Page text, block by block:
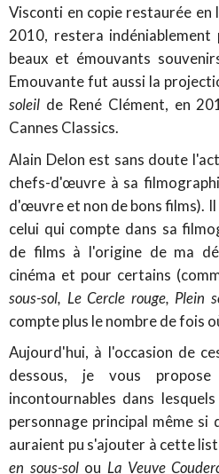
Visconti en copie restaurée en
2010, restera indéniablement
beaux et émouvants
Emouvante fut aussi la
soleil de René Clément, en
Cannes Classics.
Alain Delon est sans doute
chefs-d'œuvre à sa
d'œuvre et non de bons films).
celui qui compte dans sa
de films à l'origine de ma
cinéma et pour certains
sous-sol, Le Cercle rouge, Plein
compte plus le nombre de fois
Aujourd'hui, à l'occasion de
dessous, je vous
incontournables dans
personnage principal même
auraient pu s'ajouter à cette
en sous-solou La Veuve